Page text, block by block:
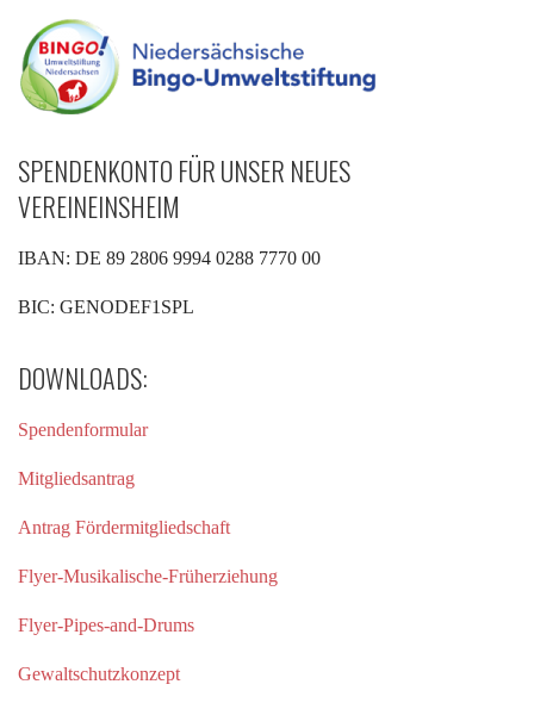
SPENDENKONTO FÜR UNSER NEUES
VEREINEINSHEIM
IBAN: DE 89 2806 9994 0288 7770 00
BIC: GENODEF1SPL
DOWNLOADS:
Spendenformular
Mitgliedsantrag
Antrag Fördermitgliedschaft
Flyer-Musikalische-Früherziehung
Flyer-Pipes-and-Drums
Gewaltschutzkonzept